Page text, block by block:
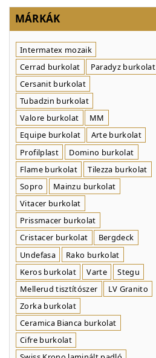
MÁRKÁK
Intermatex mozaik
Cerrad burkolat
Paradyz burkolat
Cersanit burkolat
Tubadzin burkolat
Valore burkolat
MM
Equipe burkolat
Arte burkolat
Profilplast
Domino burkolat
Flame burkolat
Tilezza burkolat
Sopro
Mainzu burkolat
Vitacer burkolat
Prissmacer burkolat
Cristacer burkolat
Bergdeck
Undefasa
Rako burkolat
Keros burkolat
Varte
Stegu
Mellerud tisztítószer
LV Granito
Zorka burkolat
Ceramica Bianca burkolat
Cifre burkolat